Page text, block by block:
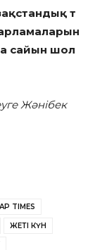
т
сайын шол
Жәнібек
TIMES
ЖЕТІ КҮН